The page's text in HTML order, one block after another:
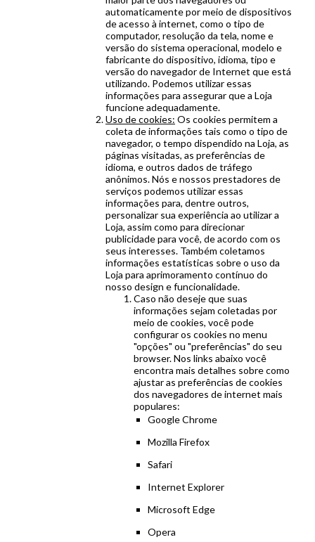
automaticamente por meio de dispositivos
de acesso à internet, como o tipo de
computador, resolução da tela, nome e
versão do sistema operacional, modelo e
fabricante do dispositivo, idioma, tipo e
versão do navegador de Internet que está
utilizando. Podemos utilizar essas
informações para assegurar que a Loja
funcione adequadamente.
Uso de cookies: Os cookies permitem a
coleta de informações tais como o tipo de
navegador, o tempo dispendido na Loja, as
páginas visitadas, as preferências de
idioma, e outros dados de tráfego
anônimos. Nós e nossos prestadores de
serviços podemos utilizar essas
informações para, dentre outros,
personalizar sua experiência ao utilizar a
Loja, assim como para direcionar
publicidade para você, de acordo com os
seus interesses. Também coletamos
informações estatísticas sobre o uso da
Loja para aprimoramento contínuo do
nosso design e funcionalidade.
Caso não deseje que suas
informações sejam coletadas por
meio de cookies, você pode
configurar os cookies no menu
"opções" ou "preferências" do seu
browser. Nos links abaixo você
encontra mais detalhes sobre como
ajustar as preferências de cookies
dos navegadores de internet mais
populares:
Google Chrome
Mozilla Firefox
Safari
Internet Explorer
Microsoft Edge
Opera